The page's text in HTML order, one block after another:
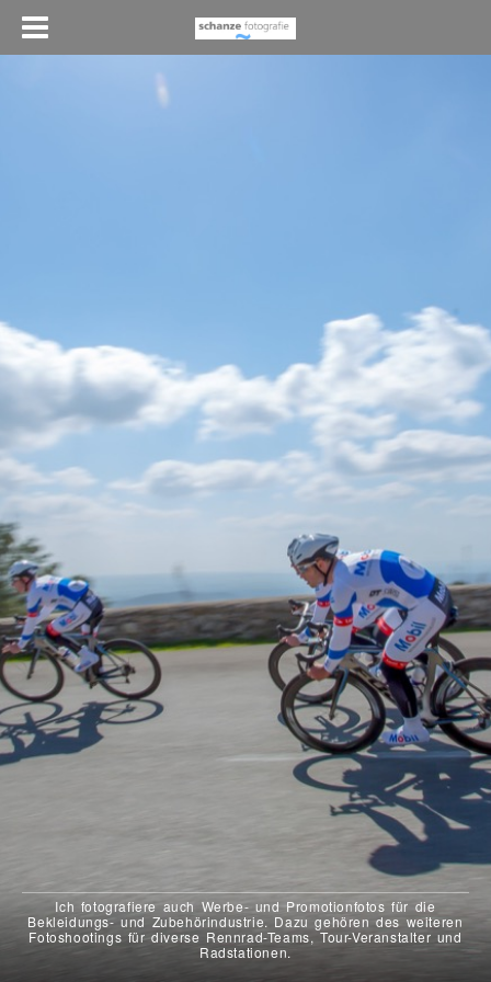
Ich fotografiere auch Werbe- und Promotionfotos für die
Bekleidungs- und Zubehörindustrie. Dazu gehören des weiteren
Fotoshootings für diverse Rennrad-Teams, Tour-Veranstalter und
Radstationen.